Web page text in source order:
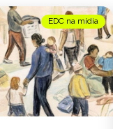
EDC na mídia